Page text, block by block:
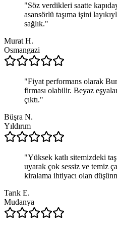
"Söz verdikleri saatte
asansörlü taşıma işini
sağlık."
Murat H.
Osmangazi
"Fiyat performans olarak
firması olabilir. Beyaz
çıktı."
Büşra N.
Yıldırım
"Yüksek katlı sitemizdeki
uyarak çok sessiz ve temiz
kiralama ihtiyacı olan
Tarık E.
Mudanya